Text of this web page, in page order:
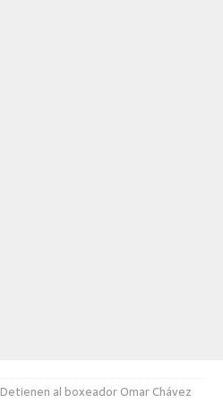
Detienen al boxeador Omar Chávez